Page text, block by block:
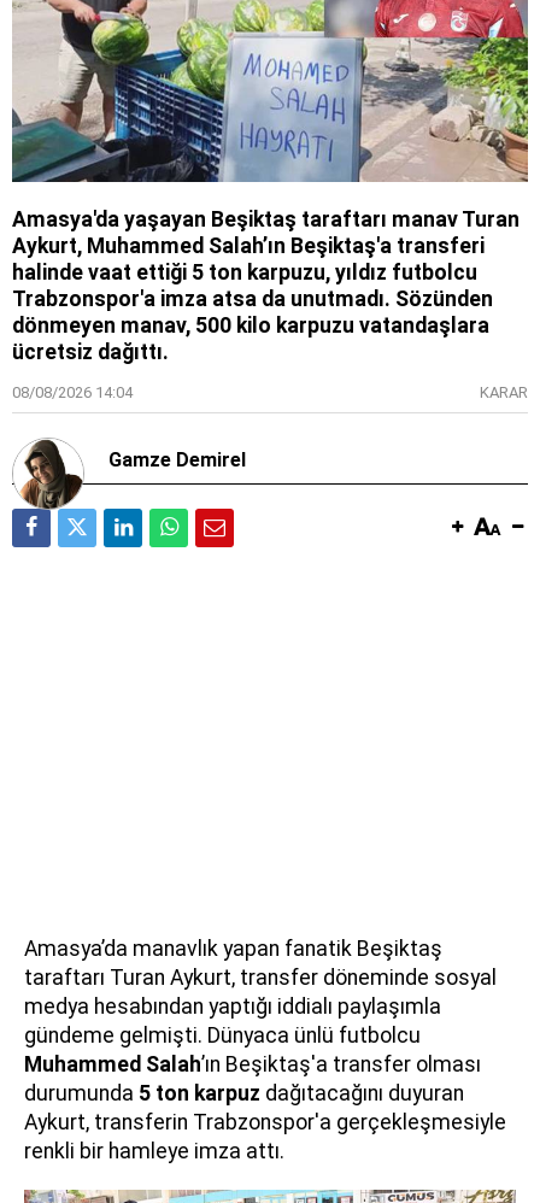
Amasya'da yaşayan Beşiktaş taraftarı manav Turan
Aykurt, Muhammed Salah’ın Beşiktaş'a transferi
halinde vaat ettiği 5 ton karpuzu, yıldız futbolcu
Trabzonspor'a imza atsa da unutmadı. Sözünden
dönmeyen manav, 500 kilo karpuzu vatandaşlara
ücretsiz dağıttı.
08/08/2026 14:04 KARAR
Gamze Demirel
Amasya’da manavlık yapan fanatik Beşiktaş
taraftarı Turan Aykurt, transfer döneminde sosyal
medya hesabından yaptığı iddialı paylaşımla
gündeme gelmişti. Dünyaca ünlü futbolcu
Muhammed Salah’ın Beşiktaş'a transfer olması
durumunda 5 ton karpuz dağıtacağını duyuran
Aykurt, transferin Trabzonspor'a gerçekleşmesiyle
renkli bir hamleye imza attı.